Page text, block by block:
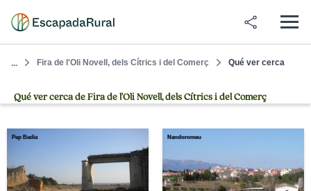
... Fira de l'Oli Novell, dels Cítrics i del Comerç Qué ver cerca
Qué ver cerca de Fira de l'Oli Novell, dels Cítrics i del Comerç
Pep Badia Nandoromeu